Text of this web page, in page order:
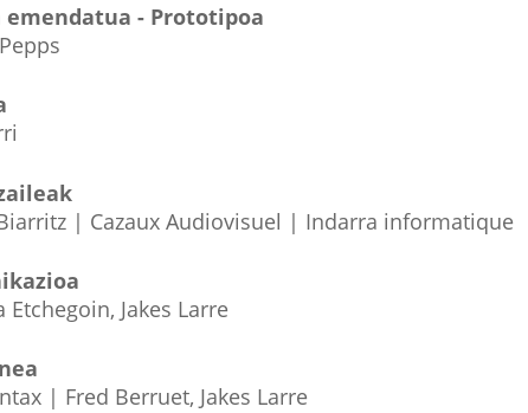
emendatua - Prototipoa
| Cazaux Audiovisuel | Indarra informatique
Etchegoin, Jakes Larre
| Fred Berruet, Jakes Larre